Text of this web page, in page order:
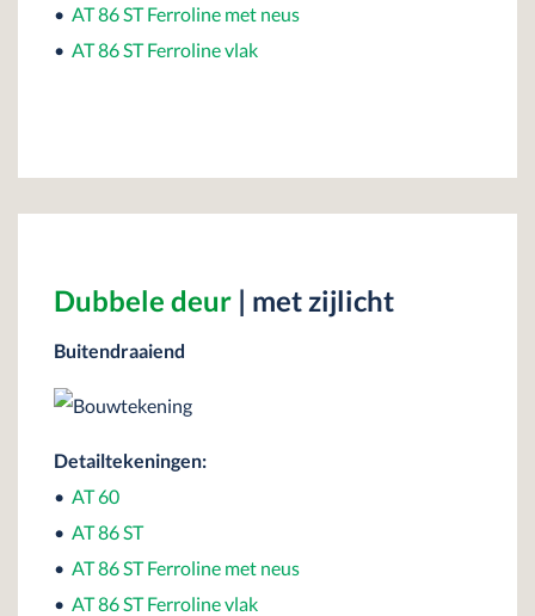
• AT 86 ST Ferroline met neus
• AT 86 ST Ferroline vlak
Dubbele deur | met zijlicht
Buitendraaiend
Detailtekeningen:
• AT 60
• AT 86 ST
• AT 86 ST Ferroline met neus
• AT 86 ST Ferroline vlak